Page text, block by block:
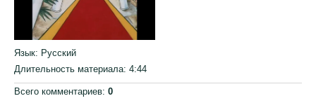
Язык: Русский
Длительность материала: 4:44
Всего комментариев: 0